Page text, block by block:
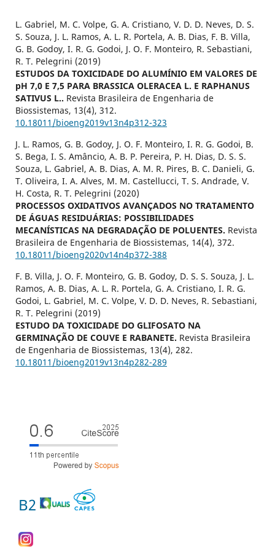
L. Gabriel, M. C. Volpe, G. A. Cristiano, V. D. D. Neves, D. S.
S. Souza, J. L. Ramos, A. L. R. Portela, A. B. Dias, F. B. Villa,
G. B. Godoy, I. R. G. Godoi, J. O. F. Monteiro, R. Sebastiani,
R. T. Pelegrini (2019)
ESTUDOS DA TOXICIDADE DO ALUMÍNIO EM VALORES DE
pH 7,0 E 7,5 PARA BRASSICA OLERACEA L. E RAPHANUS
SATIVUS L.. Revista Brasileira de Engenharia de
Biossistemas, 13(4), 312.
10.18011/bioeng2019v13n4p312-323
J. L. Ramos, G. B. Godoy, J. O. F. Monteiro, I. R. G. Godoi, B.
S. Bega, I. S. Amâncio, A. B. P. Pereira, P. H. Dias, D. S. S.
Souza, L. Gabriel, A. B. Dias, A. M. R. Pires, B. C. Danieli, G.
T. Oliveira, I. A. Alves, M. M. Castellucci, T. S. Andrade, V.
H. Costa, R. T. Pelegrini (2020)
PROCESSOS OXIDATIVOS AVANÇADOS NO TRATAMENTO
DE ÁGUAS RESIDUÁRIAS: POSSIBILIDADES
MECANÍSTICAS NA DEGRADAÇÃO DE POLUENTES. Revista
Brasileira de Engenharia de Biossistemas, 14(4), 372.
10.18011/bioeng2020v14n4p372-388
F. B. Villa, J. O. F. Monteiro, G. B. Godoy, D. S. S. Souza, J. L.
Ramos, A. B. Dias, A. L. R. Portela, G. A. Cristiano, I. R. G.
Godoi, L. Gabriel, M. C. Volpe, V. D. D. Neves, R. Sebastiani,
R. T. Pelegrini (2019)
ESTUDO DA TOXICIDADE DO GLIFOSATO NA
GERMINAÇÃO DE COUVE E RABANETE. Revista Brasileira
de Engenharia de Biossistemas, 13(4), 282.
10.18011/bioeng2019v13n4p282-289
B2